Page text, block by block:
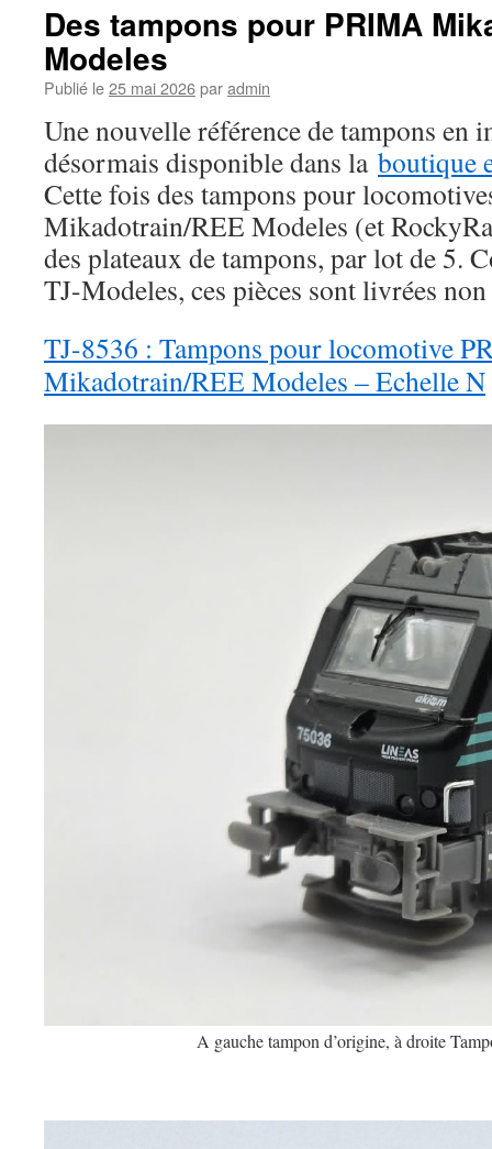
Des tampons pour PRIMA
Modeles
Publié le25 mai 2026paradmin
Une nouvelle référence de tampons en
désormais disponible dans la boutique
Cette fois des tampons pour
Mikadotrain/REE Modeles (et
des plateaux de tampons, par lot de 5.
TJ-Modeles, ces pièces sont livrées
TJ-8536 : Tampons pour locomotive
Mikadotrain/REE Modeles – Echelle N
A gauche tampon d’origine, à droite